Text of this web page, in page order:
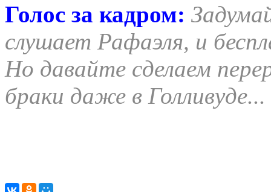
Голос за кадром:
слушает Рафаэля, и
Но давайте сделаем
браки даже в Голливуде...